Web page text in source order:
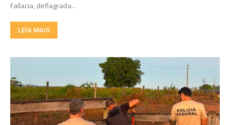
Fallacia, deflagrada...
LEIA MAIS